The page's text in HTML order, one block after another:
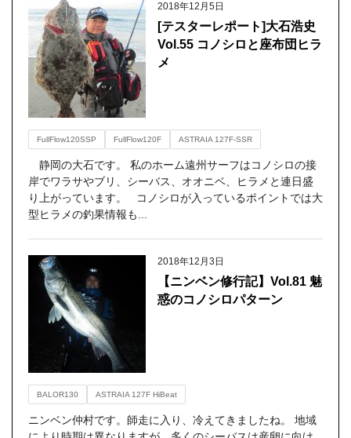
2018年12月5日
[テスターレポート]大石浩史
Vol.55 コノシロと座布団ヒラ
メ
FullFlow120SSP FullFlow120F ASTRAIA 127F-SSR
静岡の大石です。 私のホーム遠州サーフはコノシロの接
岸でワラサやブリ、シーバス、オオニベ、ヒラメと連日盛
り上がっています。 コノシロが入っているポイントでは大
型ヒラメの釣果情報も...
2018年12月3日
【ニンベン修行記】Vol.81 魅
惑のコノシロパターン
BALOR130 ASTRAIA 127F HiBeat
ニンベン仲村です。師走に入り、冷えてきましたね。 地域